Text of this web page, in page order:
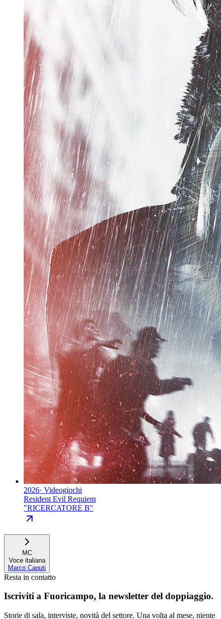
2026· Videogiochi
Resident Evil Requiem
"RICERCATORE B"
MC
Voce italiana
Marco Caputi
Resta in contatto
Iscriviti a Fuoricampo, la newsletter del doppiaggio.
Storie di sala, interviste, novità del settore. Una volta al mese, niente